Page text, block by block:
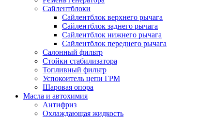
Сайлентблоки
Сайлентблок верхнего рычага
Сайлентблок заднего рычага
Сайлентблок нижнего рычага
Сайлентблок переднего рычага
Салонный фильтр
Стойки стабилизатора
Топливный фильтр
Успокоитель цепи ГРМ
Шаровая опора
Масла и автохимия
Антифриз
Охлаждающая жидкость